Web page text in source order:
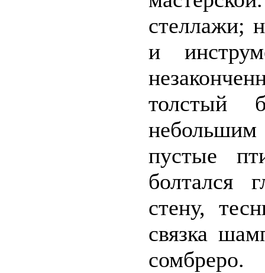
стеллажи;
и
толстый
пустые
болтался
стену,
связка
сомбреро.